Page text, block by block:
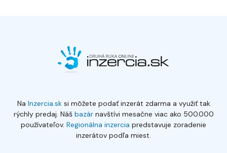
Na Inzercia.sksi môžete podať inzerát zdarma a využiť tak
rýchly predaj. Náš bazárnavštívi mesačne viac ako 500.000
používateľov. Regionálna inzercia predstavuje zoradenie
inzerátov podľa miest.